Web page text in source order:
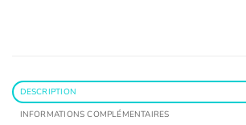
DESCRIPTION
INFORMATIONS COMPLÉMENTAIRES